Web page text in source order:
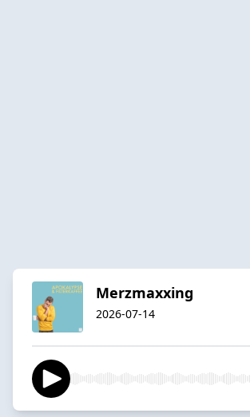
Merzmaxxing
2026-07-14